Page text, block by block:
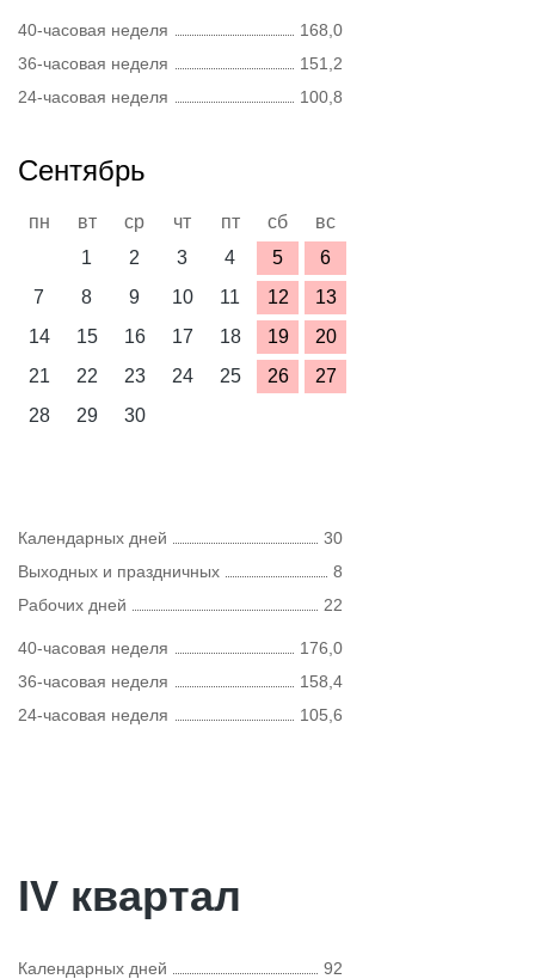
40-часовая неделя
168,0
36-часовая неделя
151,2
24-часовая неделя
100,8
Сентябрь
пн вт ср чт пт сб
вс
1
2 3 4 5
6
7
8 9 10 11 12
13
14
15 16 17 18 19
20
21
22 23 24 25 26
27
28
29 30
Календарных дней
30
Выходных и праздничных
8
Рабочих дней
22
40-часовая неделя
176,0
36-часовая неделя
158,4
24-часовая неделя
105,6
IV квартал
Календарных дней
92